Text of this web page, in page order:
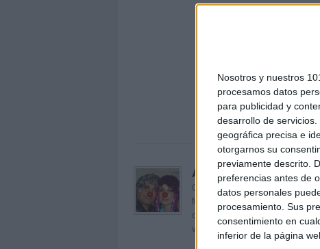
Nosotros y nuestros
procesamos datos
para publicidad y
desarrollo de servicios.
geográfica precisa e
otorgarnos su
previamente descrito.
preferencias antes de
datos personales
procesamiento. Sus
consentimiento en
inferior de la página
Acerca de
Orientación Andújar no es solo
Maribel, que además de ser
dentro del blog y en el cual,
voluntarios en sus meses de